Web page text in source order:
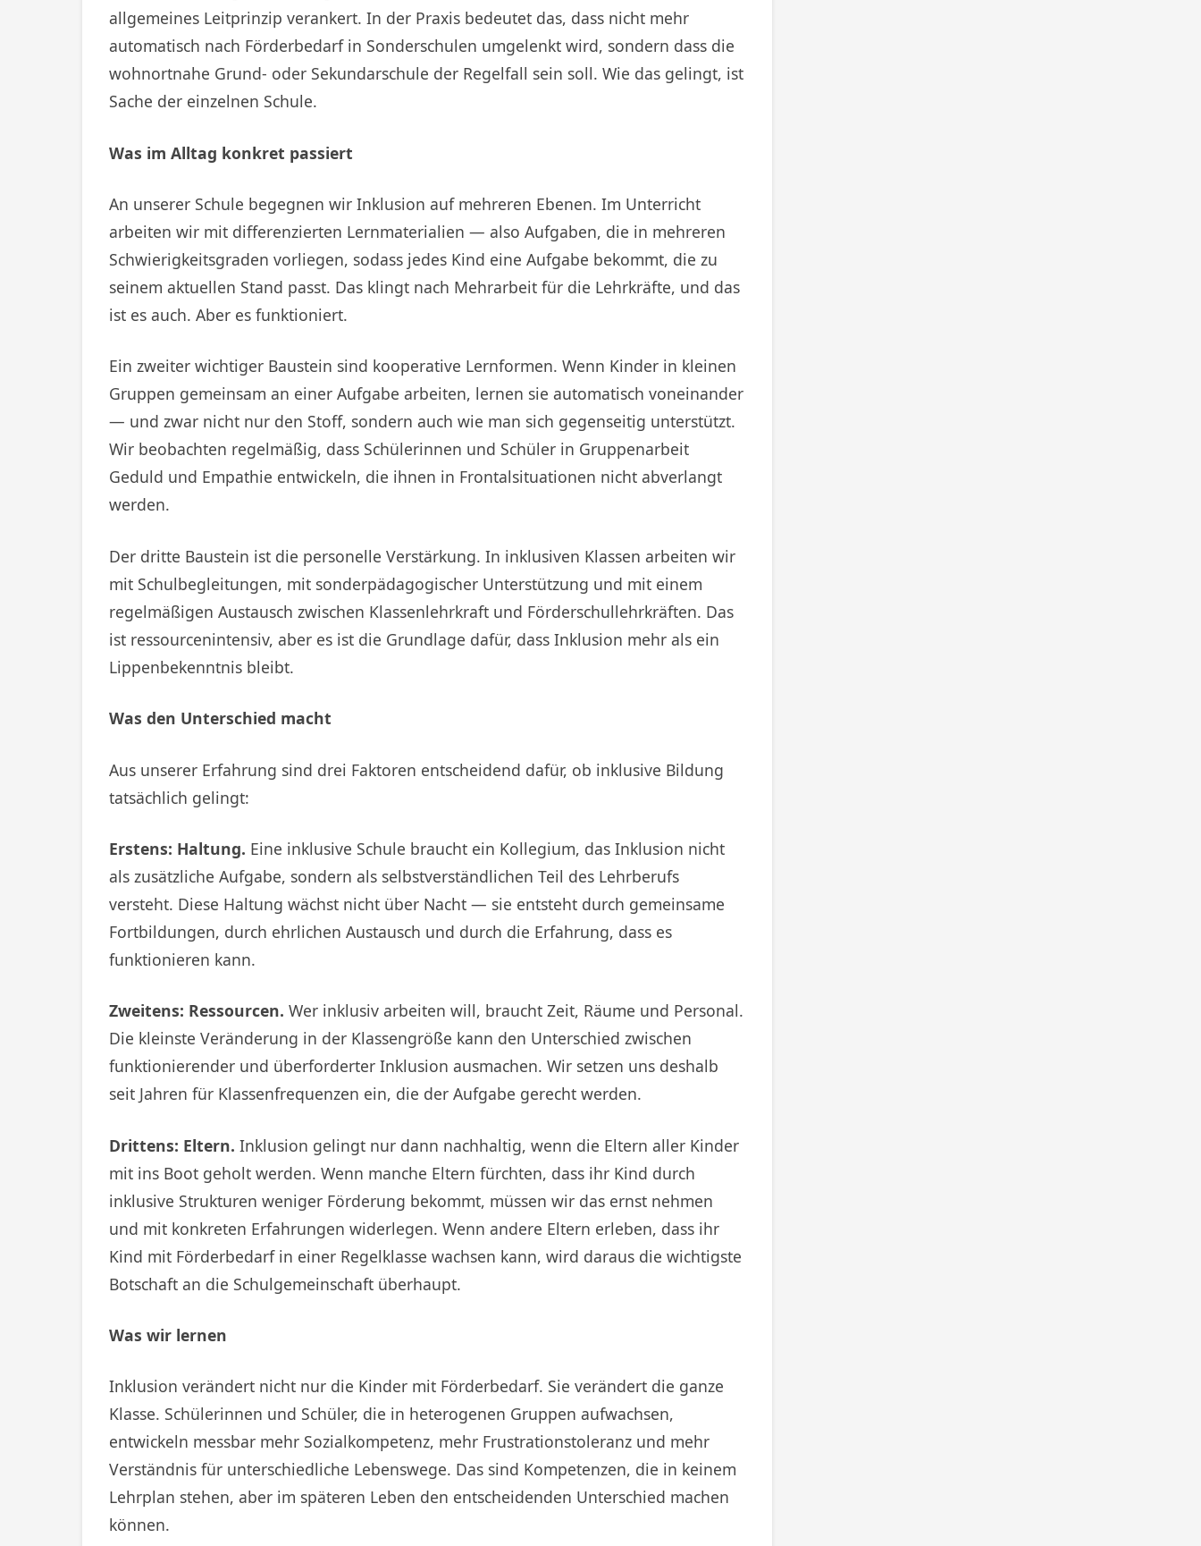
allgemeines Leitprinzip verankert. In der Praxis bedeutet das, dass nicht mehr
automatisch nach Förderbedarf in Sonderschulen umgelenkt wird, sondern dass die
wohnortnahe Grund- oder Sekundarschule der Regelfall sein soll. Wie das gelingt, ist
Sache der einzelnen Schule.
Was im Alltag konkret passiert
An unserer Schule begegnen wir Inklusion auf mehreren Ebenen. Im Unterricht
arbeiten wir mit differenzierten Lernmaterialien — also Aufgaben, die in mehreren
Schwierigkeitsgraden vorliegen, sodass jedes Kind eine Aufgabe bekommt, die zu
seinem aktuellen Stand passt. Das klingt nach Mehrarbeit für die Lehrkräfte, und das
ist es auch. Aber es funktioniert.
Ein zweiter wichtiger Baustein sind kooperative Lernformen. Wenn Kinder in kleinen
Gruppen gemeinsam an einer Aufgabe arbeiten, lernen sie automatisch voneinander
— und zwar nicht nur den Stoff, sondern auch wie man sich gegenseitig unterstützt.
Wir beobachten regelmäßig, dass Schülerinnen und Schüler in Gruppenarbeit
Geduld und Empathie entwickeln, die ihnen in Frontalsituationen nicht abverlangt
werden.
Der dritte Baustein ist die personelle Verstärkung. In inklusiven Klassen arbeiten wir
mit Schulbegleitungen, mit sonderpädagogischer Unterstützung und mit einem
regelmäßigen Austausch zwischen Klassenlehrkraft und Förderschullehrkräften. Das
ist ressourcenintensiv, aber es ist die Grundlage dafür, dass Inklusion mehr als ein
Lippenbekenntnis bleibt.
Was den Unterschied macht
Aus unserer Erfahrung sind drei Faktoren entscheidend dafür, ob inklusive Bildung
tatsächlich gelingt:
Erstens: Haltung. Eine inklusive Schule braucht ein Kollegium, das Inklusion nicht
als zusätzliche Aufgabe, sondern als selbstverständlichen Teil des Lehrberufs
versteht. Diese Haltung wächst nicht über Nacht — sie entsteht durch gemeinsame
Fortbildungen, durch ehrlichen Austausch und durch die Erfahrung, dass es
funktionieren kann.
Zweitens: Ressourcen. Wer inklusiv arbeiten will, braucht Zeit, Räume und Personal.
Die kleinste Veränderung in der Klassengröße kann den Unterschied zwischen
funktionierender und überforderter Inklusion ausmachen. Wir setzen uns deshalb
seit Jahren für Klassenfrequenzen ein, die der Aufgabe gerecht werden.
Drittens: Eltern. Inklusion gelingt nur dann nachhaltig, wenn die Eltern aller Kinder
mit ins Boot geholt werden. Wenn manche Eltern fürchten, dass ihr Kind durch
inklusive Strukturen weniger Förderung bekommt, müssen wir das ernst nehmen
und mit konkreten Erfahrungen widerlegen. Wenn andere Eltern erleben, dass ihr
Kind mit Förderbedarf in einer Regelklasse wachsen kann, wird daraus die wichtigste
Botschaft an die Schulgemeinschaft überhaupt.
Was wir lernen
Inklusion verändert nicht nur die Kinder mit Förderbedarf. Sie verändert die ganze
Klasse. Schülerinnen und Schüler, die in heterogenen Gruppen aufwachsen,
entwickeln messbar mehr Sozialkompetenz, mehr Frustrationstoleranz und mehr
Verständnis für unterschiedliche Lebenswege. Das sind Kompetenzen, die in keinem
Lehrplan stehen, aber im späteren Leben den entscheidenden Unterschied machen
können.